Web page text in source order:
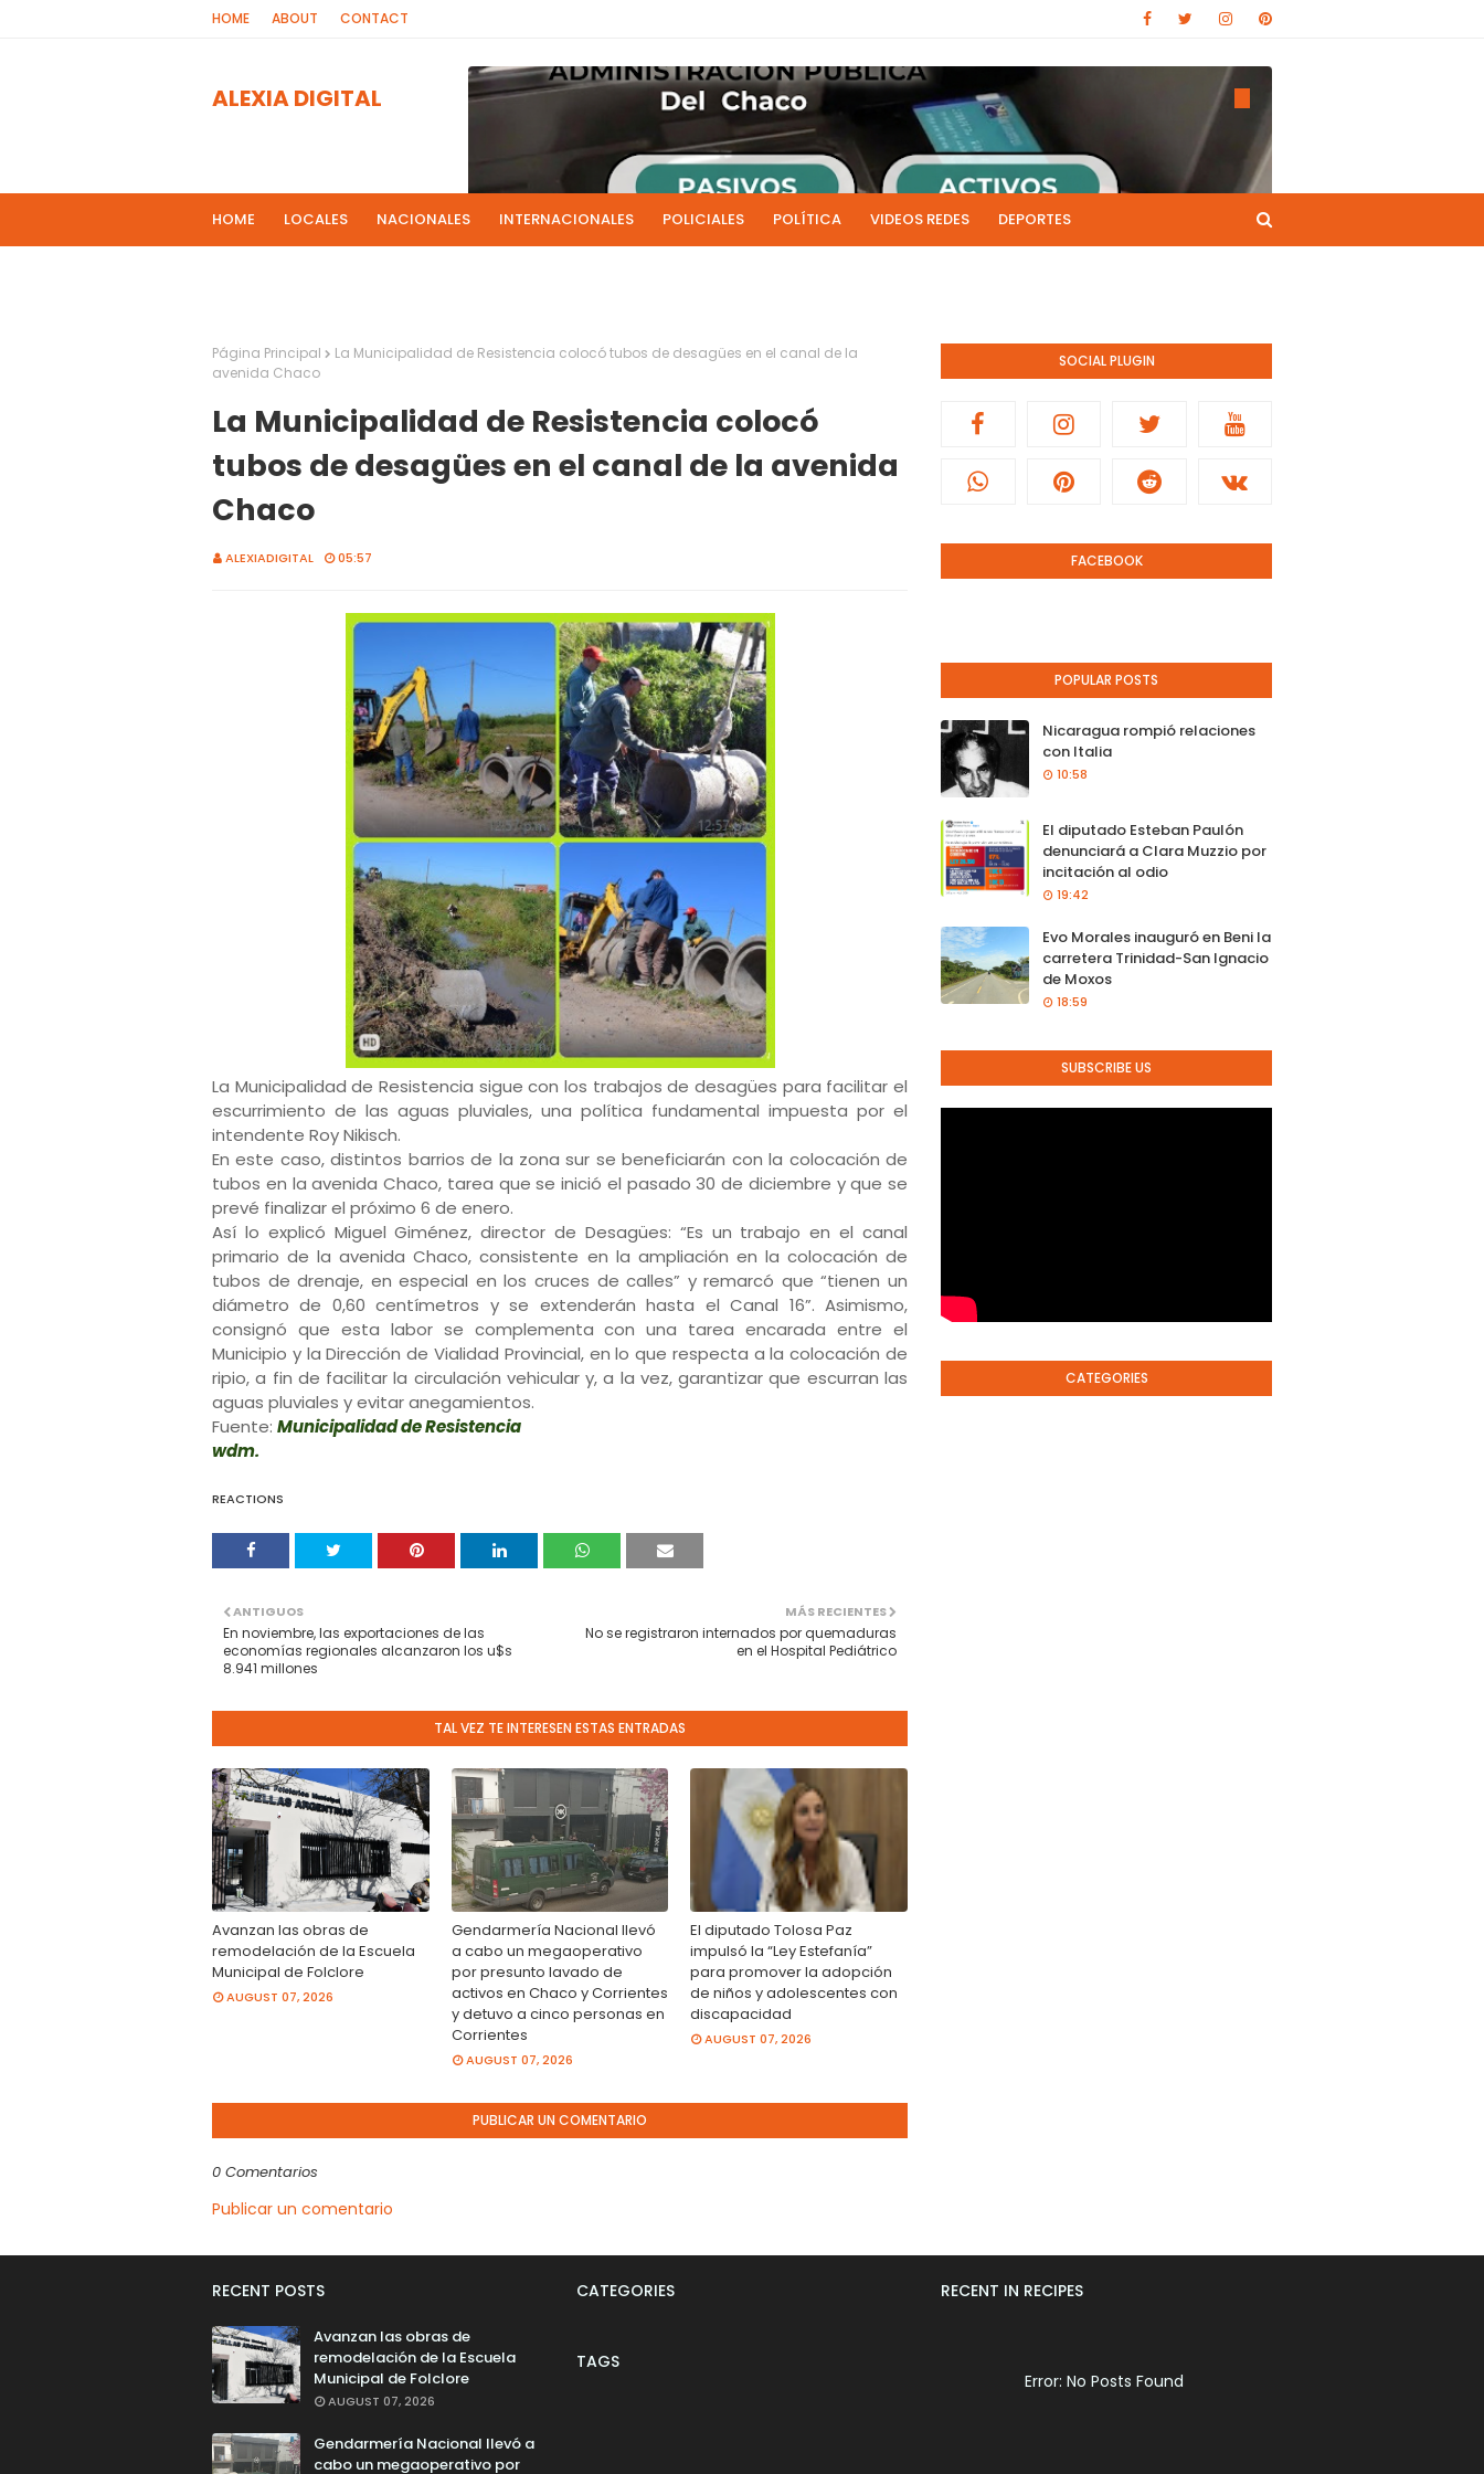
HOME ABOUT CONTACT
ALEXIA DIGITAL
HOME LOCALES NACIONALES INTERNACIONALES POLICIALES POLÍTICA VIDEOS REDES DEPORTES
Página Principal
La Municipalidad de Resistencia colocó tubos de desagües en el canal de la
avenida Chaco
La Municipalidad de Resistencia colocó
tubos de desagües en el canal de la avenida
Chaco
ALEXIADIGITAL 05:57
La Municipalidad de Resistencia sigue con los trabajos de desagües para facilitar el
escurrimiento de las aguas pluviales, una política fundamental impuesta por el
intendente Roy Nikisch.
En este caso, distintos barrios de la zona sur se beneficiarán con la colocación de
tubos en la avenida Chaco, tarea que se inició el pasado 30 de diciembre y que se
prevé finalizar el próximo 6 de enero.
Así lo explicó Miguel Giménez, director de Desagües: “Es un trabajo en el canal
primario de la avenida Chaco, consistente en la ampliación en la colocación de
tubos de drenaje, en especial en los cruces de calles” y remarcó que “tienen un
diámetro de 0,60 centímetros y se extenderán hasta el Canal 16”. Asimismo,
consignó que esta labor se complementa con una tarea encarada entre el
Municipio y la Dirección de Vialidad Provincial, en lo que respecta a la colocación de
ripio, a fin de facilitar la circulación vehicular y, a la vez, garantizar que escurran las
aguas pluviales y evitar anegamientos.
Fuente: Municipalidad de Resistencia
wdm.
REACTIONS
MÁS RECIENTES
No se registraron internados por quemaduras
en el Hospital Pediátrico
ANTIGUOS
En noviembre, las exportaciones de las
economías regionales alcanzaron los u$s
8.941 millones
TAL VEZ TE INTERESEN ESTAS ENTRADAS
Avanzan las obras de
remodelación de la Escuela
Municipal de Folclore
AUGUST 07, 2026
Gendarmería Nacional llevó
a cabo un megaoperativo
por presunto lavado de
activos en Chaco y Corrientes
y detuvo a cinco personas en
Corrientes
AUGUST 07, 2026
El diputado Tolosa Paz
impulsó la “Ley Estefanía”
para promover la adopción
de niños y adolescentes con
discapacidad
AUGUST 07, 2026
PUBLICAR UN COMENTARIO
0 Comentarios
Publicar un comentario
SOCIAL PLUGIN
FACEBOOK
POPULAR POSTS
Nicaragua rompió relaciones
con Italia
10:58
El diputado Esteban Paulón
denunciará a Clara Muzzio por
incitación al odio
19:42
Evo Morales inauguró en Beni la
carretera Trinidad-San Ignacio
de Moxos
18:59
SUBSCRIBE US
CATEGORIES
RECENT POSTS
Avanzan las obras de
remodelación de la Escuela
Municipal de Folclore
AUGUST 07, 2026
Gendarmería Nacional llevó a
cabo un megaoperativo por
CATEGORIES
TAGS
RECENT IN RECIPES
Error: No Posts Found